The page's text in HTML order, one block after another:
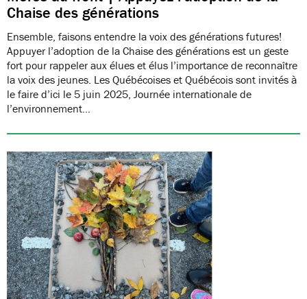
Chaise des générations
Ensemble, faisons entendre la voix des générations futures!
Appuyer l’adoption de la Chaise des générations est un geste
fort pour rappeler aux élues et élus l’importance de reconnaître
la voix des jeunes. Les Québécoises et Québécois sont invités à
le faire d’ici le 5 juin 2025, Journée internationale de
l’environnement…